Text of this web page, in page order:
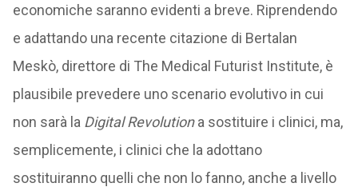
economiche saranno evidenti a breve. Riprendendo
e adattando una recente citazione di Bertalan
Meskò, direttore di The Medical Futurist Institute, è
plausibile prevedere uno scenario evolutivo in cui
non sarà la Digital Revolutiona sostituire i clinici, ma,
semplicemente, i clinici che la adottano
sostituiranno quelli che non lo fanno, anche a livello